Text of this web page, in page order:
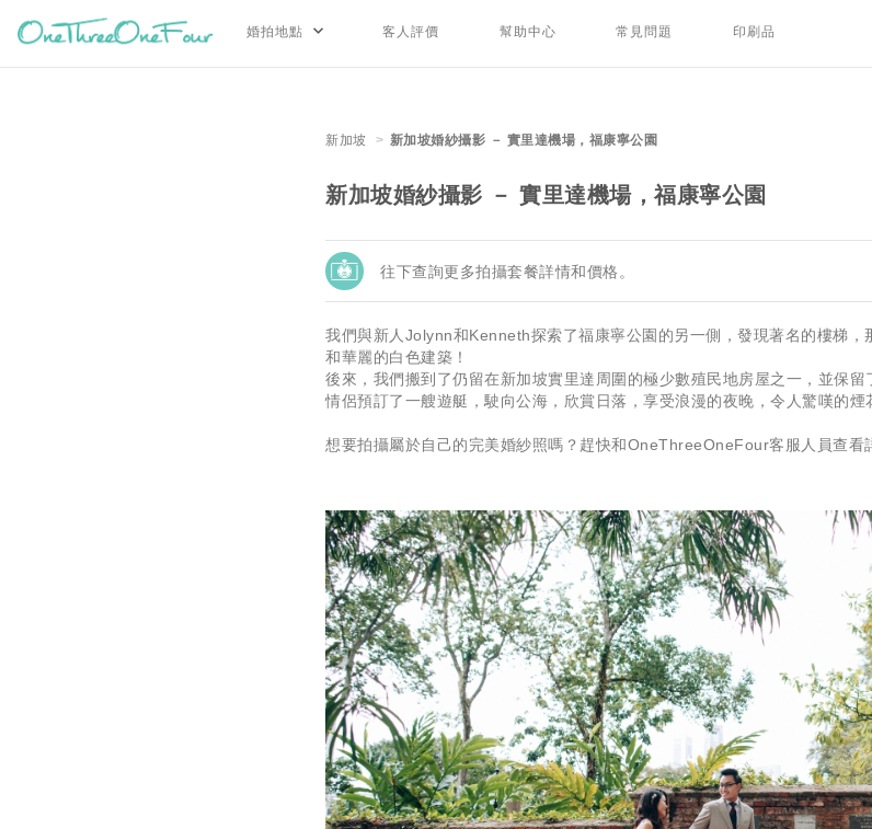
婚拍地點 客人評價 幫助中心 常見問題 印刷品
新加坡 新加坡婚紗攝影 － 實里達機場，福康寧公園
新加坡婚紗攝影 － 實里達機場，福康寧公園
往下查詢更多拍攝套餐詳情和價格。
我們與新人Jolynn和Kenneth探索了福康寧公園的另一側，發現著名的樓梯，
和華麗的白色建築！
後來，我們搬到了仍留在新加坡實里達周圍的極少數殖民地房屋之一，並保
情侶預訂了一艘遊艇，駛向公海，欣賞日落，享受浪漫的夜晚，令人驚嘆的煙
想要拍攝屬於自己的完美婚紗照嗎？趕快和OneThreeOneFour客服人員查看